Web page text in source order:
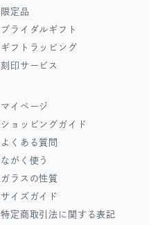
限定品
ブライダルギフト
ギフトラッピング
刻印サービス
マイページ
ショッピングガイド
よくある質問
ながく使う
ガラスの性質
サイズガイド
特定商取引法に関する表記